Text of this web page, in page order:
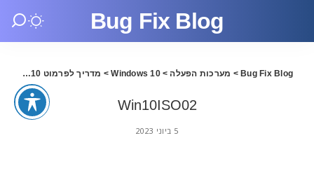
Bug Fix Blog
Bug Fix Blog
> מערכות הפעלה >
Windows 10
> מדריך לפרמוט Windows 10 עם התקן USB
Win10ISO02
5 ביוני 2023